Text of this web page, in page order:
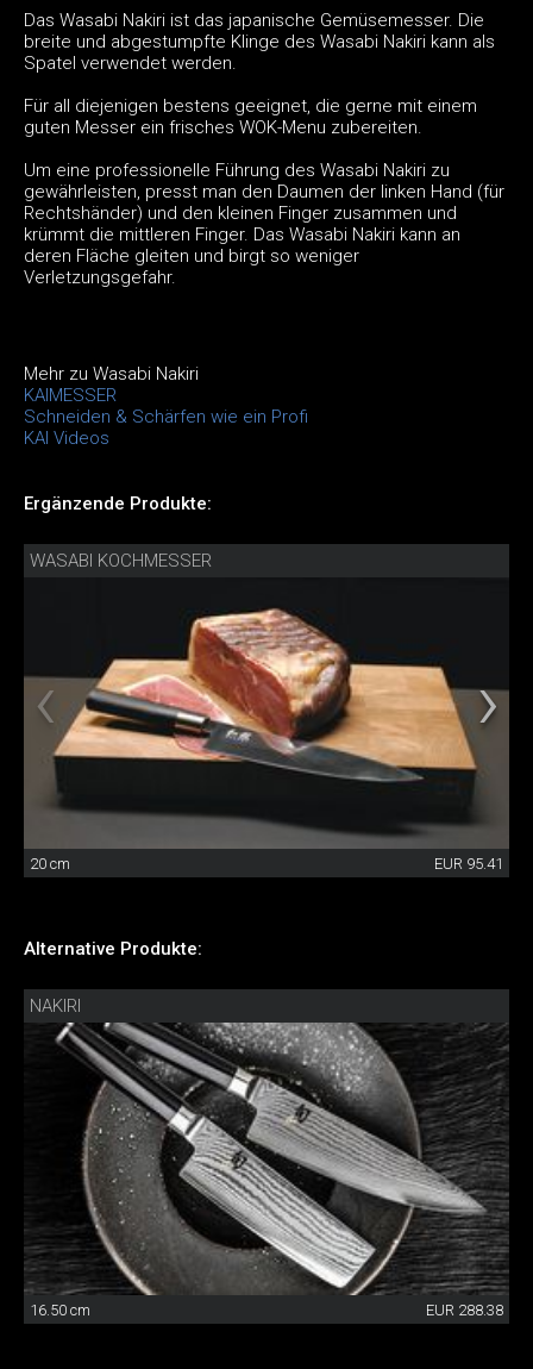
Das Wasabi Nakiri ist das japanische Gemüsemesser. Die
breite und abgestumpfte Klinge des Wasabi Nakiri kann als
Spatel verwendet werden.
Für all diejenigen bestens geeignet, die gerne mit einem
guten Messer ein frisches WOK-Menu zubereiten.
Um eine professionelle Führung des Wasabi Nakiri zu
gewährleisten, presst man den Daumen der linken Hand (für
Rechtshänder) und den kleinen Finger zusammen und
krümmt die mittleren Finger. Das Wasabi Nakiri kann an
deren Fläche gleiten und birgt so weniger
Verletzungsgefahr.
Mehr zu Wasabi Nakiri
KAIMESSER
Schneiden & Schärfen wie ein Profi
KAI Videos
Ergänzende Produkte:
WASABI KOCHMESSER
20 cm EUR 95.41
Alternative Produkte:
NAKIRI
16.50 cm EUR 288.38